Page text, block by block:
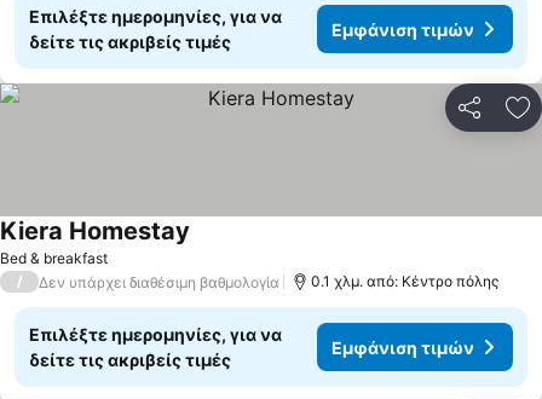
Επιλέξτε ημερομηνίες, για να
δείτε τις ακριβείς τιμές
Εμφάνιση τιμών
Bed & breakfast
Kiera Homestay
/ Δεν υπάρχει διαθέσιμη βαθμολογία 0.1 χλμ. από: Κέντρο πόλης
Επιλέξτε ημερομηνίες, για να
δείτε τις ακριβείς τιμές
Εμφάνιση τιμών